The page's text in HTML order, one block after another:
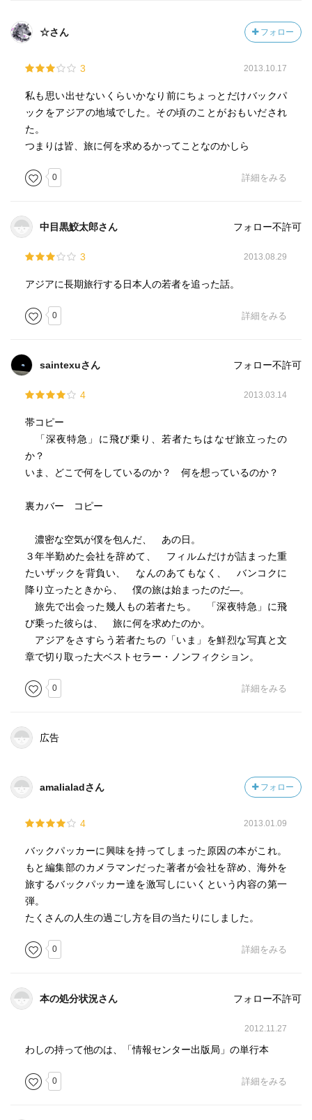
☆さん フォロー
3 2013.10.17
私も思い出せないくらいかなり前にちょっとだけバックパ
ックをアジアの地域でした。その頃のことがおもいだされ
た。
つまりは皆、旅に何を求めるかってことなのかしら
0 詳細をみる
中目黒鮫太郎さん フォロー不許可
3 2013.08.29
アジアに長期旅行する日本人の若者を追った話。
0 詳細をみる
saintexuさん フォロー不許可
4 2013.03.14
帯コピー
「深夜特急」に飛び乗り、若者たちはなぜ旅立ったの
か？
いま、どこで何をしているのか？ 何を想っているのか？
裏カバー コピー
濃密な空気が僕を包んだ、 あの日。
３年半勤めた会社を辞めて、 フィルムだけが詰まった重
たいザックを背負い、 なんのあてもなく、 バンコクに
降り立ったときから、 僕の旅は始まったのだ―。
旅先で出会った幾人もの若者たち。 「深夜特急」に飛
び乗った彼らは、 旅に何を求めたのか。
アジアをさすらう若者たちの「いま」を鮮烈な写真と文
章で切り取った大ベストセラー・ノンフィクション。
0 詳細をみる
広告
amalialadさん フォロー
4 2013.01.09
バックパッカーに興味を持ってしまった原因の本がこれ。
もと編集部のカメラマンだった著者が会社を辞め、海外を
旅するバックパッカー達を激写しにいくという内容の第一
弾。
たくさんの人生の過ごし方を目の当たりにしました。
0 詳細をみる
本の処分状況さん フォロー不許可
2012.11.27
わしの持って他のは、「情報センター出版局」の単行本
0 詳細をみる